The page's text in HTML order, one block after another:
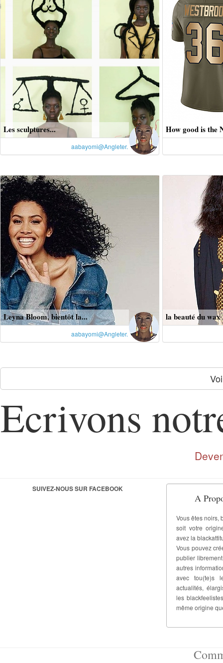
Les sculptures...
aabayomi@Angleter.
How good is the
Leyna Bloom, bientôt la...
aabayomi@Angleter.
la beauté du wax
Ecrivons
SUIVEZ-NOUS SUR FACEBOOK
A
Vous êtes noirs,
soit votre
avez la
Vous pouvez
publier
autres
avec tou(te)s
actualités,
les
même origine